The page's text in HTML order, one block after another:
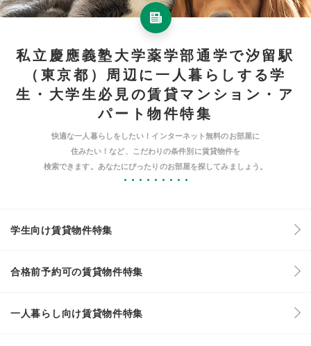
私立慶應義塾大学薬学部通学で汐留駅
（東京都）周辺に一人暮らしする学
生・大学生必見の賃貸マンション・ア
パート物件特集
快適な一人暮らしをしたい！インターネット無料のお部屋に
住みたい！など、こだわりの条件別に賃貸物件を
検索できます。あなたにぴったりのお部屋を探してみましょう。
学生向け賃貸物件特集
合格前予約可の賃貸物件特集
一人暮らし向け賃貸物件特集